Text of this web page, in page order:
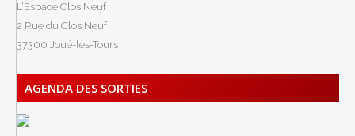
L’Espace Clos Neuf
2 Rue du Clos Neuf
37300 Joué-lès-Tours
AGENDA DES SORTIES